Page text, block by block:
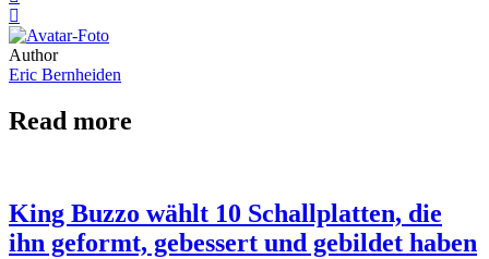
Author
Eric Bernheiden
Read more
King Buzzo wählt 10 Schallplatten, die
ihn geformt, gebessert und gebildet haben